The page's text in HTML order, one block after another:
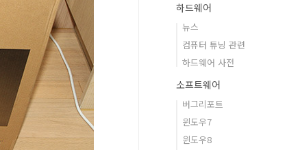
하드웨어
뉴스
컴퓨터 튜닝 관련
하드웨어 사전
소프트웨어
버그리포트
윈도우7
윈도우8